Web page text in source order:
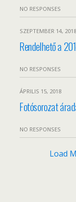
NO RESPONSES
SZEPTEMBER 14, 2018
Rendelhető a
NO RESPONSES
ÁPRILIS 15, 2018
Fotósorozat
NO RESPONSES
Load